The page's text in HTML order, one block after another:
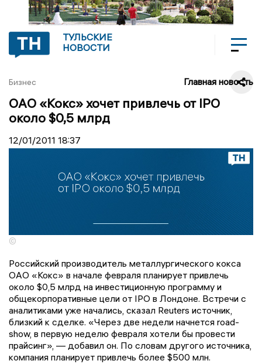
ТУЛЬСКИЕ
НОВОСТИ
Бизнес Главная новость
ОАО «Кокс» хочет привлечь от IPO
около $0,5 млрд
12/01/2011 18:37
©
Российский производитель металлургического кокса
ОАО «Кокс» в начале февраля планирует привлечь
около $0,5 млрд на инвестиционную программу и
общекорпоративные цели от IPO в Лондоне. Встречи с
аналитиками уже начались, сказал Reuters источник,
близкий к сделке. «Через две недели начнется road-
show, в первую неделю февраля хотели бы провести
прайсинг», — добавил он. По словам другого источника,
компания планирует привлечь более $500 млн.